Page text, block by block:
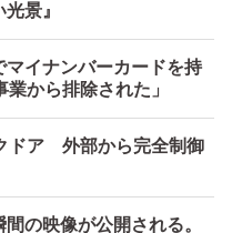
景』
イナンバーカードを持
から排除された」
ドア 外部から完全制御
の映像が公開される。